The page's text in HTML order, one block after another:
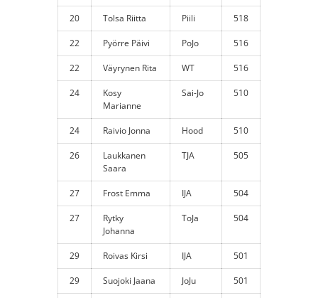
20 Tolsa Riitta Piili 518
22 Pyörre Päivi PoJo 516
22 Väyrynen Rita WT 516
24
Kosy
Marianne
Sai-Jo 510
24 Raivio Jonna Hood 510
26
Laukkanen
Saara
TJA 505
27 Frost Emma IJA 504
27
Rytky
Johanna
ToJa 504
29 Roivas Kirsi IJA 501
29 Suojoki Jaana JoJu 501